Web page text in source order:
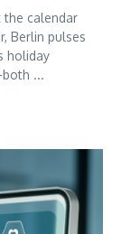
the calendar
Berlin pulses
holiday
...